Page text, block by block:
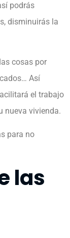
podrás
disminuirás la
cosas por
Así
el trabajo
nueva vivienda.
para no
las